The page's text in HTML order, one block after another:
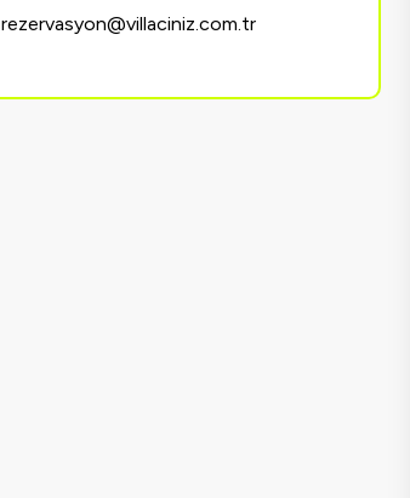
rezervasyon@villaciniz.com.tr